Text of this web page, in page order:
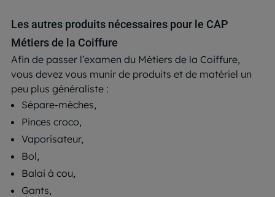
Les autres produits nécessaires pour le CAP
Métiers de la Coiffure
Afin de passer l’examen du Métiers de la Coiffure,
vous devez vous munir de produits et de matériel un
peu plus généraliste :
Sépare-mèches,
Pinces croco,
Vaporisateur,
Bol,
Balai à cou,
Gants,